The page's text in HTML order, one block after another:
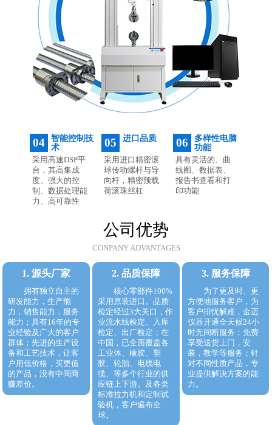
04
智能控制技
术
采用高速DSP平
台，其高集成
度、强大的控
制、数据处理能
力、高可靠性
05 进口品质
采用进口精密滚
球传动螺杆与导
向杆，精密预载
荷滚珠丝杠
06
多样性电脑
功能
具有灵活的、曲
线图、数据表、
报告书查看和打
印功能
公司优势
CONPANY ADVANTAGES
1. 源头厂家
拥有独立自主的
研发能力，生产能
力，销售能力，服务
能力；具有16年的专
业经验及广大的客户
群体；先进的生产设
备和工艺技术，让客
户用低价格，买更值
的产品，没有中间商
赚差价。
2. 品质保障
核心零部件100%
采用原装进口。品质
检定经过3大关口，作
业流水线检定、入库
检定、出厂检定；在
中国，已全面覆盖各
工业体、橡胶、塑
胶、轮胎、电线电
缆、等多个行业的供
应链上下游。及各类
标准拉力机和定制试
验机，客户遍布全
球。
3. 服务保障
为了更及时、更
方便地服务客户，为
客户排忧解难，金迈
仪器开通全天候24小
时无间断服务；免费
享受送货上门，安
装，教学等服务；针
对不同性质产品，专
业提供解决方案的能
力。